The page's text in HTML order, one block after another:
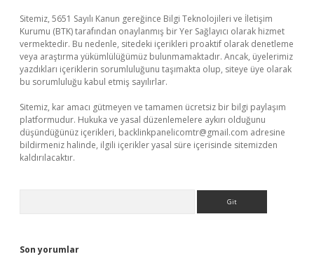
Sitemiz, 5651 Sayılı Kanun gereğince Bilgi Teknolojileri ve İletişim
Kurumu (BTK) tarafından onaylanmış bir Yer Sağlayıcı olarak hizmet
vermektedir. Bu nedenle, sitedeki içerikleri proaktif olarak denetleme
veya araştırma yükümlülüğümüz bulunmamaktadır. Ancak, üyelerimiz
yazdıkları içeriklerin sorumluluğunu taşımakta olup, siteye üye olarak
bu sorumluluğu kabul etmiş sayılırlar.
Sitemiz, kar amacı gütmeyen ve tamamen ücretsiz bir bilgi paylaşım
platformudur. Hukuka ve yasal düzenlemelere aykırı olduğunu
düşündüğünüz içerikleri, backlinkpanelicomtr@gmail.com adresine
bildirmeniz halinde, ilgili içerikler yasal süre içerisinde sitemizden
kaldırılacaktır.
Son yorumlar